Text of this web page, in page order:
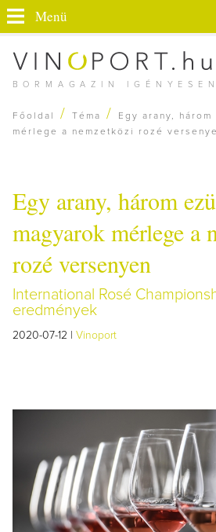
BORMAGAZIN IGÉNYESEN
Menü
Főoldal / Téma /
Egy arany,
mérlege a nemzetközi rozé
Egy arany, három
magyarok mérlege a
rozé versenyen
International Rosé
eredmények
2020-07-12 | Vinoport